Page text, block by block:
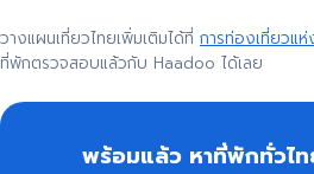
วางแผนเที่ยวไทยเพิ่มเติมได้ที่ การท่องเที่ยวแห่
ที่พักตรวจสอบแล้วกับ Haadoo ได้เลย
พร้อมแล้ว หาที่พักทั่วไ